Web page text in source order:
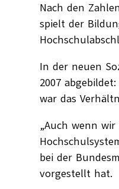
Nach den
spielt der
In der neuen
2007
war das
„Auch wenn
bei der
vorgestellt hat.